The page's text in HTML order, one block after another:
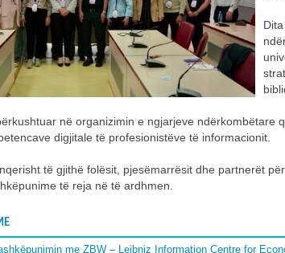
në organizimin e ngjarjeve ndërkombëtare
digjitale të profesionistëve të informacionit.
të gjithë folësit, pjesëmarrësit dhe partnerët
të reja në të ardhmen.
me ZBW – Leibniz Information Centre for